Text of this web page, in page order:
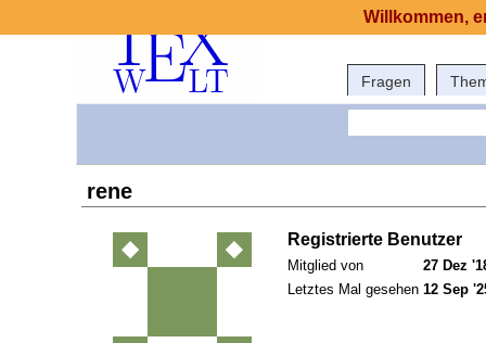
Fragen
rene
Registrierte Benutzer
Mitglied von
27 Dez
Letztes Mal gesehen 12 Sep
Willkommen,